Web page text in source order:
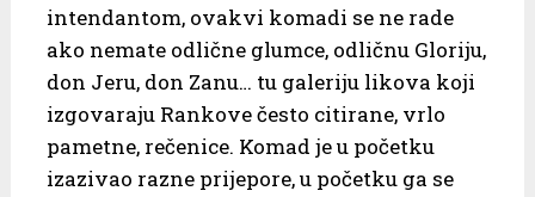
intendantom, ovakvi komadi se ne rade
ako nemate odlične glumce, odličnu Gloriju,
don Jeru, don Zanu… tu galeriju likova koji
izgovaraju Rankove često citirane, vrlo
pametne, rečenice. Komad je u početku
izazivao razne prijepore, u početku ga se